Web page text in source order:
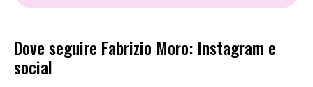
Dove seguire Fabrizio Moro: Instagram e
social